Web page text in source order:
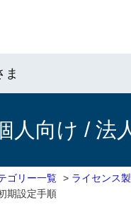
ま
向け / 法
ゴリー一覧 > ライセンス
期設定手順